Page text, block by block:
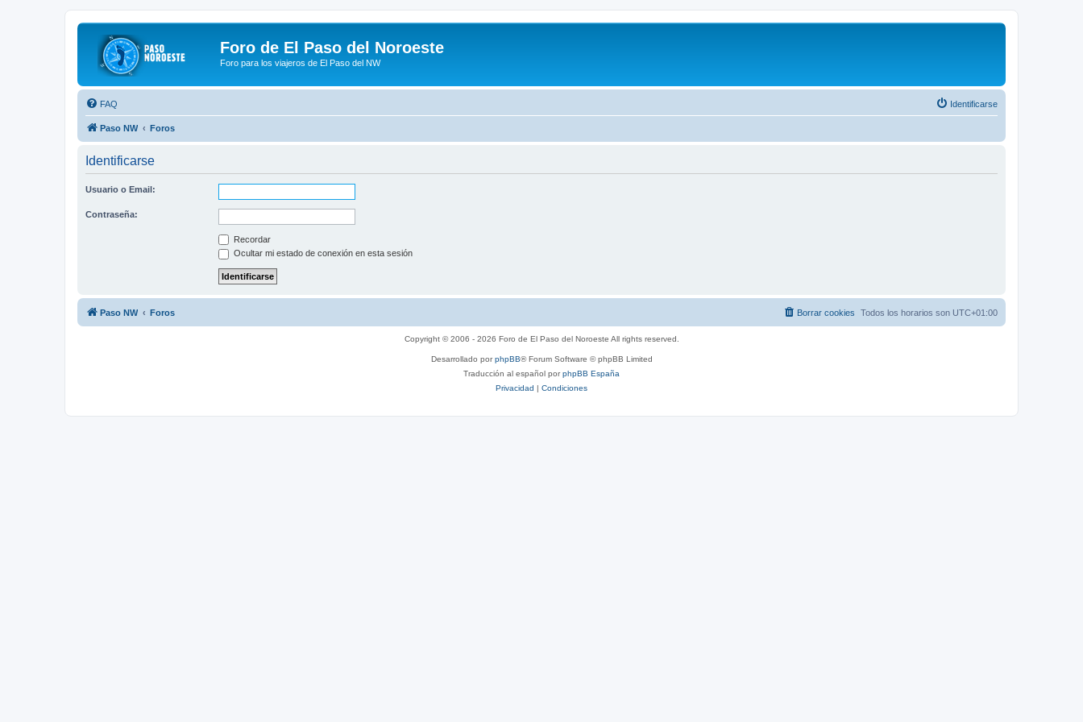
Foro de El Paso del Noroeste
Foro para los viajeros de El Paso del NW
FAQ Identificarse
Paso NW Foros
Identificarse
Usuario o Email:
Contraseña:
Recordar
Ocultar mi estado de conexión en esta sesión
Paso NW Foros Todos los horarios son UTC+01:00
Borrar cookies
Copyright © 2006 - 2026 Foro de El Paso del Noroeste All rights reserved.
Desarrollado porphpBB® Forum Software © phpBB Limited
Traducción al español porphpBB España
Privacidad | Condiciones